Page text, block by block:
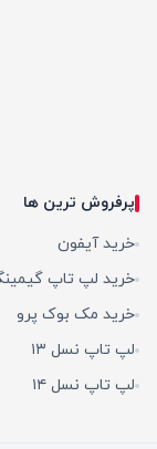
پرفروش ترین ها
خرید آیفون
خرید لپ تاپ
خرید مک بوک پرو
لپ تاپ نسل ۱۳
لپ تاپ نسل ۱۴